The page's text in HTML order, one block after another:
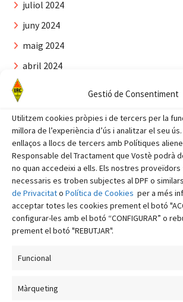
Gestió de Consentiment
Utilitzem cookies pròpies i de tercers per la
millora de l’experiència d’ús i analitzar el seu
enllaços a llocs de tercers amb Polítiques
Responsable del Tractament que Vostè podrà
no quan accedeixi a ells. Els nostres
necessaris es troben subjectes al DPF o
de Privacitato Política de Cookies per a més
acceptar totes les cookies prement el botó
configurar-les amb el botó “CONFIGURAR” o
prement el botó "REBUTJAR".
Funcional
Màrqueting
juliol 2024
juny 2024
maig 2024
abril 2024
març 2024
gener 2024
desembre 2023
novembre 2023
octubre 2023
setembre 2023
agost 2023
maig 2023